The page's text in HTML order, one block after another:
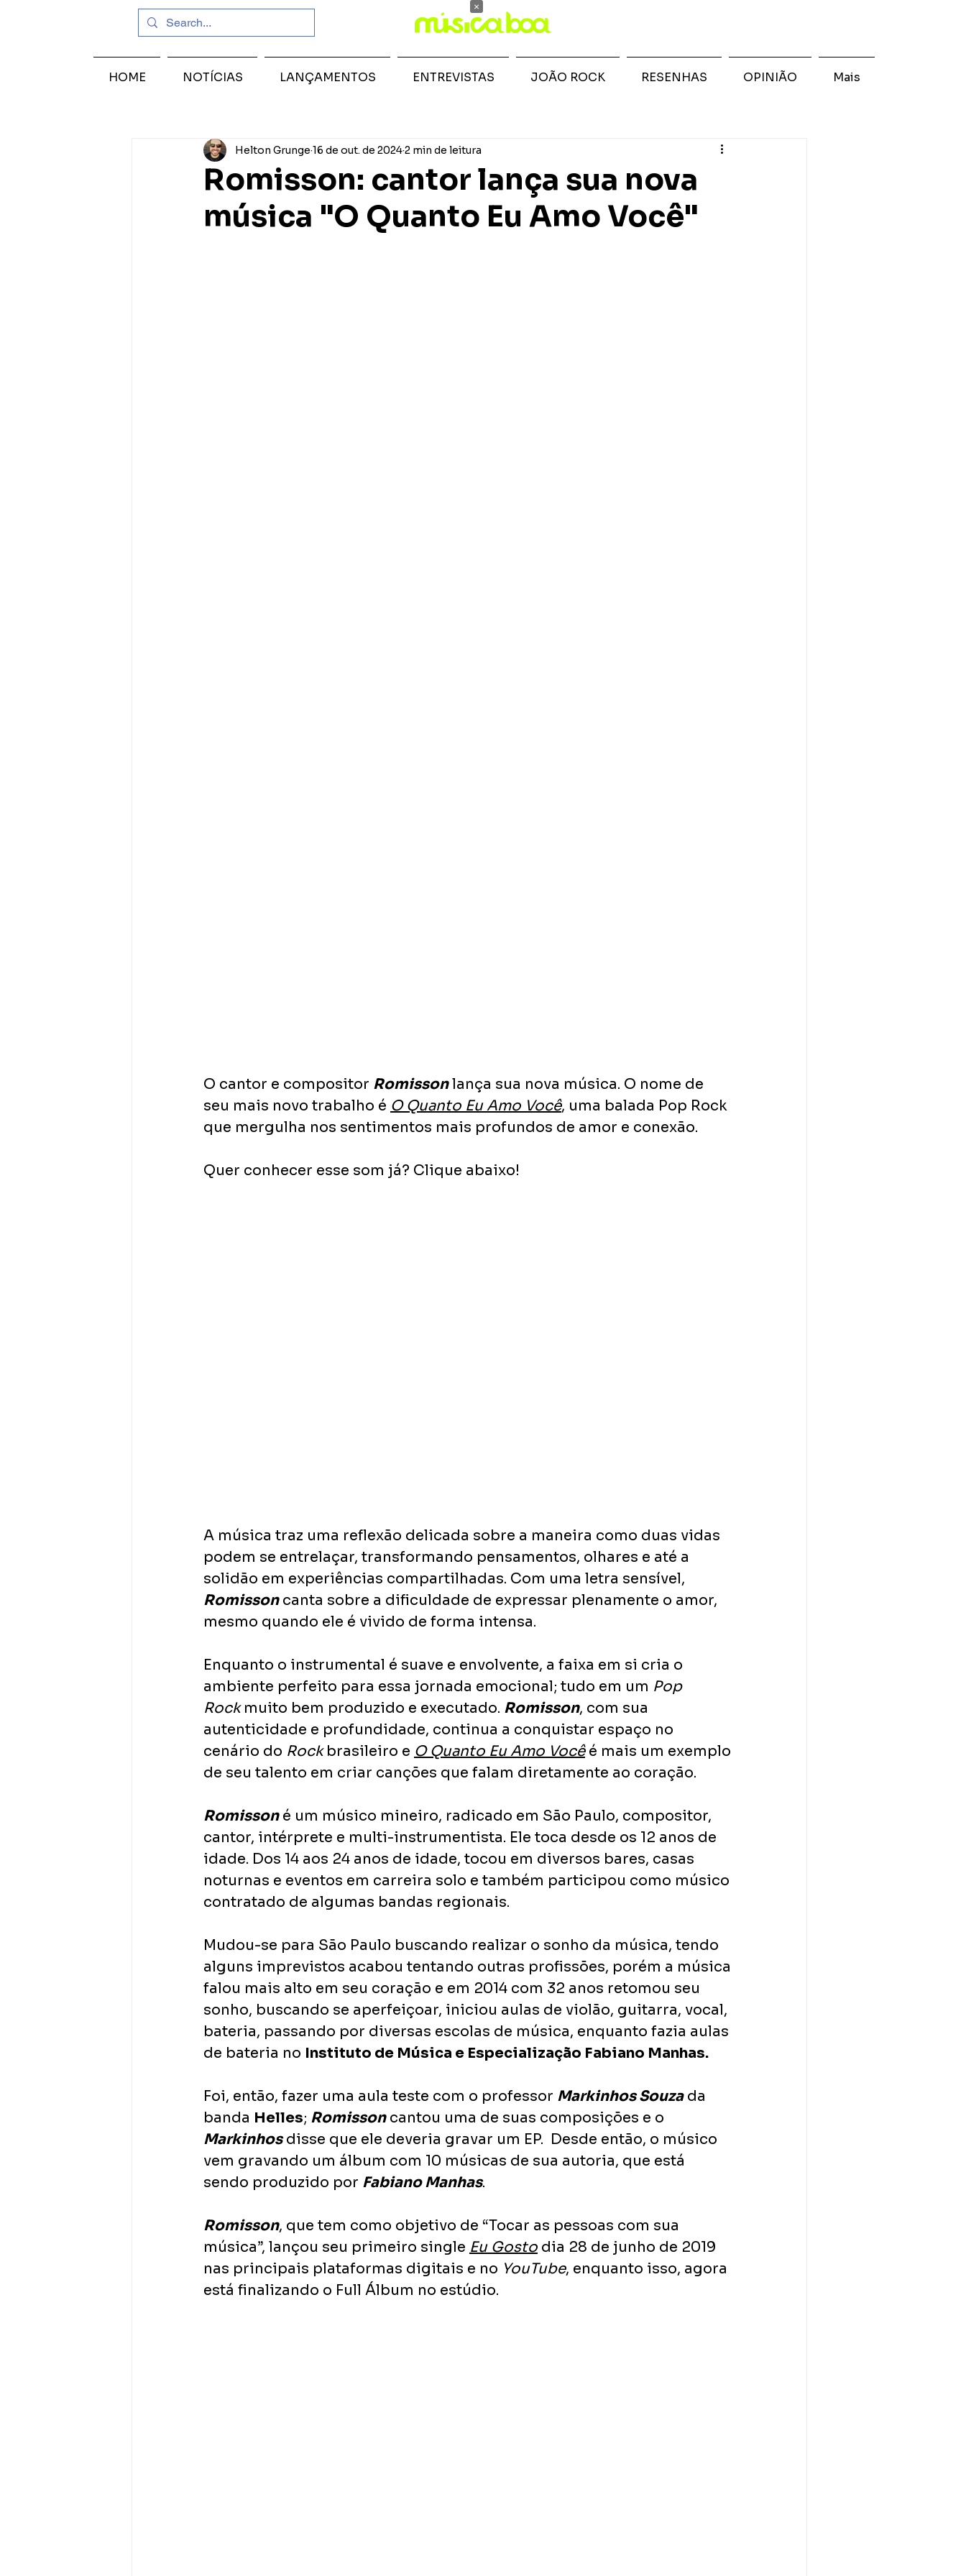
Romisson: cantor lança sua nova
música "O Quanto Eu Amo Você"
Helton Grunge 16 de out. de 20242 min de leitura
O cantor e compositor Romisson lança sua nova música. O nome de
seu mais novo trabalho é O Quanto Eu Amo Você, uma balada Pop Rock
que mergulha nos sentimentos mais profundos de amor e conexão.
Quer conhecer esse som já? Clique abaixo!
A música traz uma reflexão delicada sobre a maneira como duas vidas
podem se entrelaçar, transformando pensamentos, olhares e até a
solidão em experiências compartilhadas. Com uma letra sensível,
Romisson canta sobre a dificuldade de expressar plenamente o amor,
mesmo quando ele é vivido de forma intensa.
Enquanto o instrumental é suave e envolvente, a faixa em si cria o
ambiente perfeito para essa jornada emocional; tudo em um Pop
Rock muito bem produzido e executado. Romisson, com sua
autenticidade e profundidade, continua a conquistar espaço no
cenário do Rock brasileiro e O Quanto Eu Amo Você é mais um exemplo
de seu talento em criar canções que falam diretamente ao coração.
Romisson é um músico mineiro, radicado em São Paulo, compositor,
cantor, intérprete e multi-instrumentista. Ele toca desde os 12 anos de
idade. Dos 14 aos 24 anos de idade, tocou em diversos bares, casas
noturnas e eventos em carreira solo e também participou como músico
contratado de algumas bandas regionais.
Mudou-se para São Paulo buscando realizar o sonho da música, tendo
alguns imprevistos acabou tentando outras profissões, porém a música
falou mais alto em seu coração e em 2014 com 32 anos retomou seu
sonho, buscando se aperfeiçoar, iniciou aulas de violão, guitarra, vocal,
bateria, passando por diversas escolas de música, enquanto fazia aulas
de bateria no Instituto de Música e Especialização Fabiano Manhas.
Foi, então, fazer uma aula teste com o professor Markinhos Souza da
banda Helles; Romisson cantou uma de suas composições e o
Markinhos disse que ele deveria gravar um EP.  Desde então, o músico
vem gravando um álbum com 10 músicas de sua autoria, que está
sendo produzido por Fabiano Manhas.
Romisson, que tem como objetivo de “Tocar as pessoas com sua
música”, lançou seu primeiro single Eu Gosto dia 28 de junho de 2019
nas principais plataformas digitais e no YouTube, enquanto isso, agora
está finalizando o Full Álbum no estúdio.
HOME NOTÍCIAS LANÇAMENTOS ENTREVISTAS JOÃO ROCK RESENHAS OPINIÃO Mais
×